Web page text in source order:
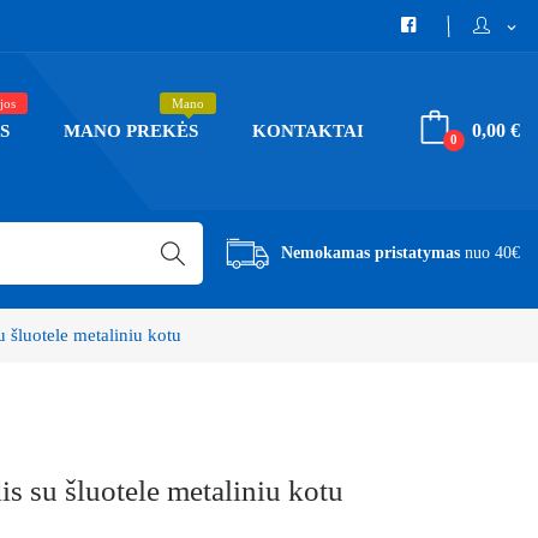
expand_more
MANO PREKĖS
Mano
KONTAKTAI 0,00 €
0
Nemokamas pristatymas nuo 40€
šluotele metaliniu kotu
su šluotele metaliniu kotu